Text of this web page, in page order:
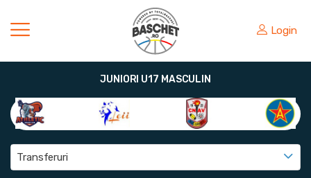
Login
JUNIORI U17 MASCULIN
Transferuri